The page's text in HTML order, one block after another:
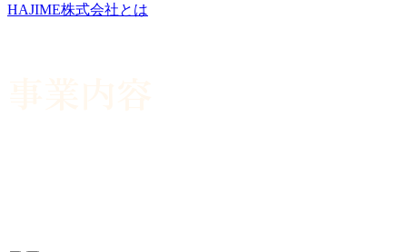
HAJIME株式会社とは